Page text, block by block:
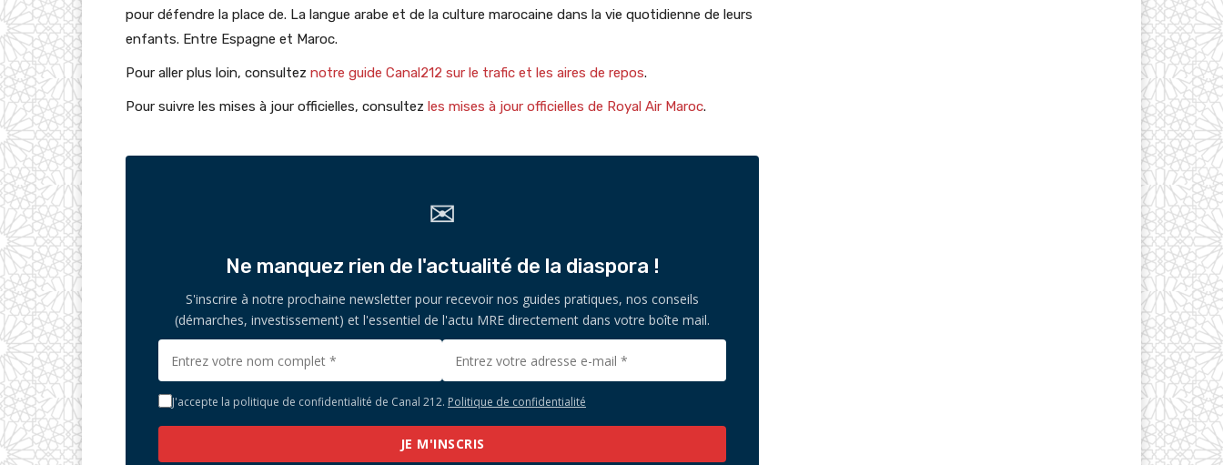
pour défendre la place de. La langue arabe et de la culture marocaine dans la vie quotidienne de leurs
enfants. Entre Espagne et Maroc.
Pour aller plus loin, consultez notre guide Canal212 sur le trafic et les aires de repos.
Pour suivre les mises à jour officielles, consultez les mises à jour officielles de Royal Air Maroc.
✉
Ne manquez rien de l'actualité de la diaspora !
S'inscrire à notre prochaine newsletter pour recevoir nos guides pratiques, nos conseils
(démarches, investissement) et l'essentiel de l'actu MRE directement dans votre boîte mail.
J'accepte la politique de confidentialité de Canal 212. Politique de confidentialité
JE M'INSCRIS